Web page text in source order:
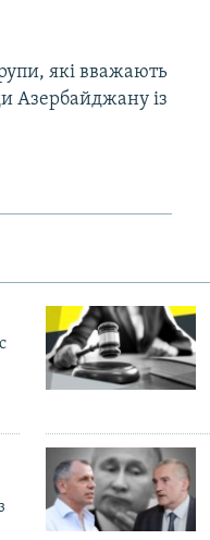
які вважають
Азербайджану із